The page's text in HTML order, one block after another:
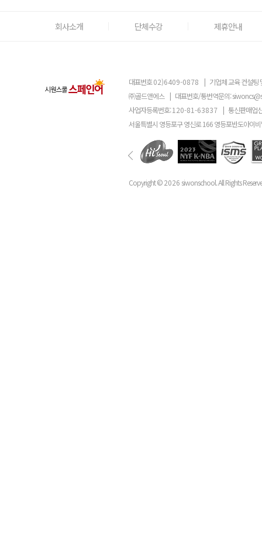
회사소개 단체수강 제휴안내
대표번호02)6409-0878 | 기업체 교육 컨설팅
㈜골드앤에스 | 대표번호/통번역문의:
사업자등록번호:120-81-63837 | 통신판매업
서울특별시 영등포구 영신로 166 영등포반도아이
Copyright ©2026 siwonschool. All Rights